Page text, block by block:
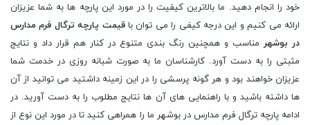
خود را انجام دهید. ما بالاترین کیفیت را در مورد این پارچه ها به شما عزیزان
ارائه می کنیم و این درجه کیفی را می توان باقیمت پارچه ترگال فرم مدارس
در بوشهر مناسب و همچنین رنگ بندی متنوع در کنار هم قرار داد و نتایج
مثبتی را به دست آورد. کارشناسان ما به صورت شبانه روزی در خدمت شما
عزیزان خواهند بود و هر گونه پرسشی را در این زمینه داشتید می توانید از آن
ها داشته باشید و با راهنمایی های آن ها نتایج مطلوب را به دست آورید. در
ادامه پارچه ترگال فرم مدارس در بوشهر ما را همراهی کنید تا در مورد این نوع از